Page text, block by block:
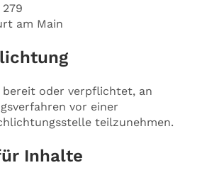
am Main
oder verpflichtet, an
vor einer
teilzunehmen.
Inhalte